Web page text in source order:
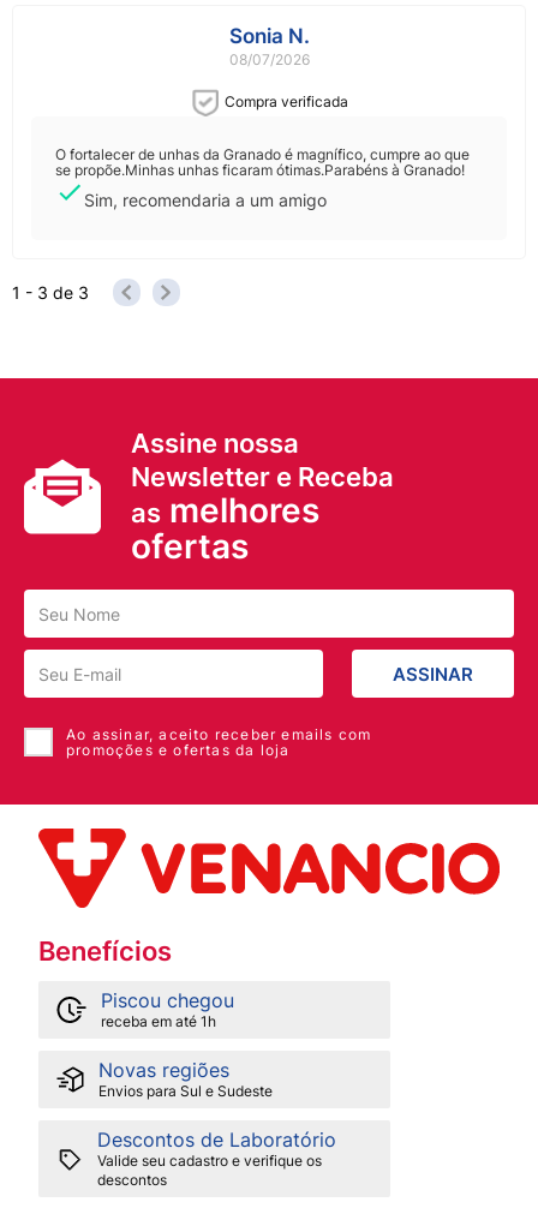
Sonia N.
08/07/2026
Compra verificada
O fortalecer de unhas da Granado é magnífico, cumpre ao que
se propõe.Minhas unhas ficaram ótimas.Parabéns à Granado!
Sim, recomendaria a um amigo
1 - 3 de 3
Assine nossa
Newsletter e Receba
as melhores
ofertas
ASSINAR
Ao assinar, aceito receber emails com
promoções e ofertas da loja
Benefícios
Piscou chegou
receba em até 1h
Novas regiões
Envios para Sul e Sudeste
Descontos de Laboratório
Valide seu cadastro e verifique os
descontos